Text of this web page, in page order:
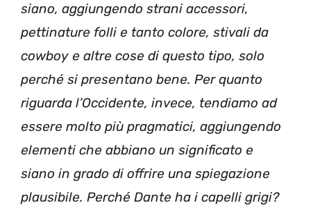
siano, aggiungendo strani accessori,
pettinature folli e tanto colore, stivali da
cowboy e altre cose di questo tipo, solo
perché si presentano bene. Per quanto
riguarda l’Occidente, invece, tendiamo ad
essere molto più pragmatici, aggiungendo
elementi che abbiano un significato e
siano in grado di offrire una spiegazione
plausibile. Perché Dante ha i capelli grigi?